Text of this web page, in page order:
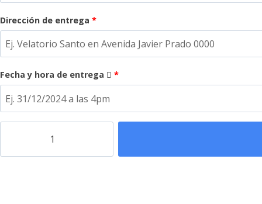
Dirección de entrega *
Fecha y hora de entrega *